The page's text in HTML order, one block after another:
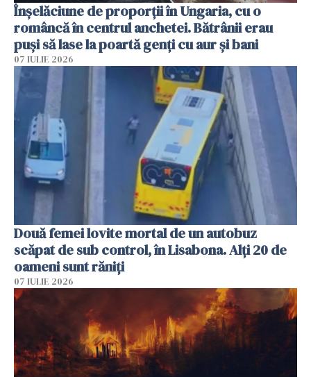
Înșelăciune de proporții în Ungaria, cu o
româncă în centrul anchetei. Bătrânii erau
puși să lase la poartă genți cu aur și bani
07 IULIE 2026
Două femei lovite mortal de un autobuz
scăpat de sub control, în Lisabona. Alți 20 de
oameni sunt răniți
07 IULIE 2026